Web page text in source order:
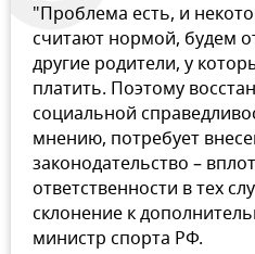
"Проблема есть, и
считают нормой, будем
другие родители, у
платить. Поэтому
социальной
мнению, потребует
законодательство –
ответственности в тех
склонение к
министр спорта РФ.